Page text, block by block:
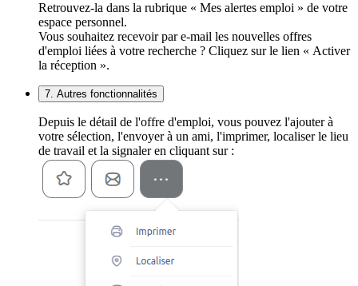
Retrouvez-la dans la rubrique « Mes alertes emploi » de votre
espace personnel.
Vous souhaitez recevoir par e-mail les nouvelles offres
d'emploi liées à votre recherche ? Cliquez sur le lien « Activer
la réception ».
7. Autres fonctionnalités
Depuis le détail de l'offre d'emploi, vous pouvez l'ajouter à
votre sélection, l'envoyer à un ami, l'imprimer, localiser le lieu
de travail et la signaler en cliquant sur :